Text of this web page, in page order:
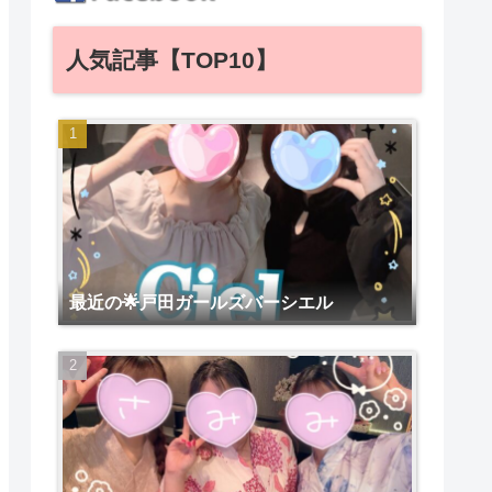
人気記事【TOP10】
最近の🌟戸田ガールズバーシエル